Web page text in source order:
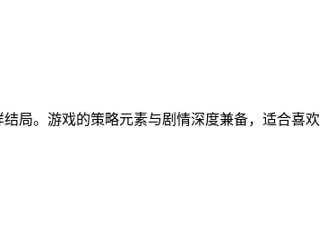
局。游戏的策略元素与剧情深度兼备，适合喜欢